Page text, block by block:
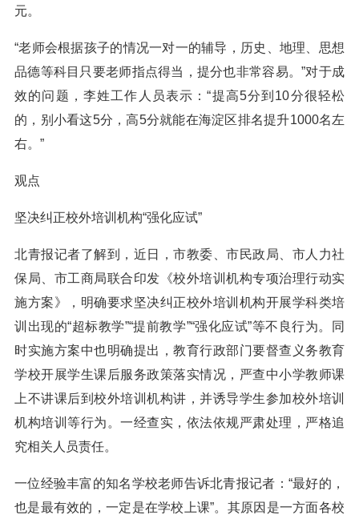
元。
“老师会根据孩子的情况一对一的辅导，历史、地理、思想
品德等科目只要老师指点得当，提分也非常容易。”对于成
效的问题，李姓工作人员表示：“提高5分到10分很轻松
的，别小看这5分，高5分就能在海淀区排名提升1000名左
右。”
观点
坚决纠正校外培训机构“强化应试”
北青报记者了解到，近日，市教委、市民政局、市人力社
保局、市工商局联合印发《校外培训机构专项治理行动实
施方案》，明确要求坚决纠正校外培训机构开展学科类培
训出现的“超标教学”“提前教学”“强化应试”等不良行为。同
时实施方案中也明确提出，教育行政部门要督查义务教育
学校开展学生课后服务政策落实情况，严查中小学教师课
上不讲课后到校外培训机构讲，并诱导学生参加校外培训
机构培训等行为。一经查实，依法依规严肃处理，严格追
究相关人员责任。
一位经验丰富的知名学校老师告诉北青报记者：“最好的，
也是最有效的，一定是在学校上课”。其原因是一方面各校